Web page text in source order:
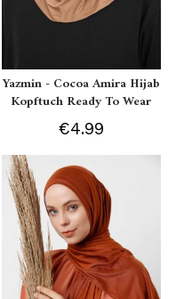
Yazmin - Cocoa Amira Hijab
Kopftuch Ready To Wear
€4.99